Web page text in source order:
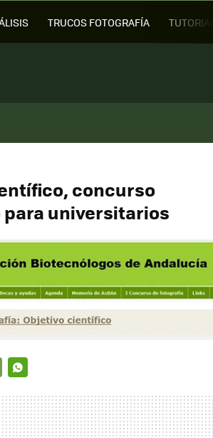
TRUCOS FOTOGRAFÍA
concurso
universitarios